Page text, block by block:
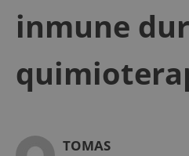
inmune
TOMAS